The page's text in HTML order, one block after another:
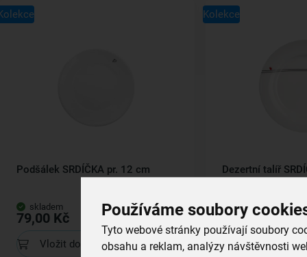
Používáme soubory
Tyto webové stránky používají soubory
obsahu a reklam, analýzy návštěvnosti
Podšálek SRDÍČKA pr. 12 cm
skladem
79,00 Kč
Vložit do košíku
Kolekce
Dezertní talíř
skladem
109,00 Kč
Vložit do